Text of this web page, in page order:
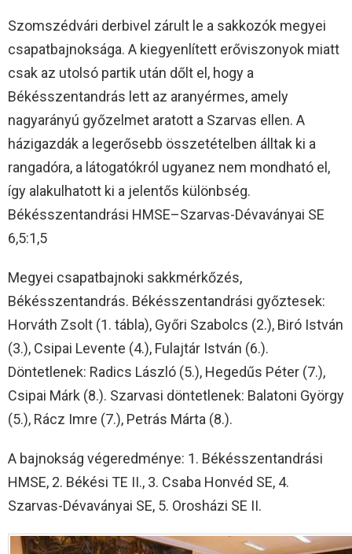
Szomszédvári derbivel zárult le a sakkozók megyei
csapatbajnoksága. A kiegyenlített erőviszonyok miatt
csak az utolsó partik után dőlt el, hogy a
Békésszentandrás lett az aranyérmes, amely
nagyarányú győzelmet aratott a Szarvas ellen. A
házigazdák a legerősebb összetételben álltak ki a
rangadóra, a látogatókról ugyanez nem mondható el,
így alakulhatott ki a jelentős különbség.
Békésszentandrási HMSE–Szarvas-Dévaványai SE
6,5:1,5
Megyei csapatbajnoki sakkmérkőzés,
Békésszentandrás. Békésszentandrási győztesek:
Horváth Zsolt (1. tábla), Győri Szabolcs (2.), Biró István
(3.), Csipai Levente (4.), Fulajtár István (6.).
Döntetlenek: Radics László (5.), Hegedűs Péter (7.),
Csipai Márk (8.). Szarvasi döntetlenek: Balatoni György
(5.), Rácz Imre (7.), Petrás Márta (8.).
A bajnokság végeredménye: 1. Békésszentandrási
HMSE, 2. Békési TE II., 3. Csaba Honvéd SE, 4.
Szarvas-Dévaványai SE, 5. Orosházi SE II.